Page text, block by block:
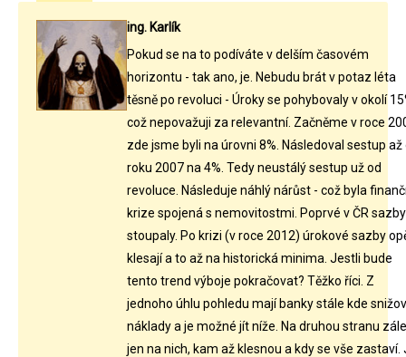
ing. Karlík
Pokud se na to podíváte v delším časovém
horizontu - tak ano, je. Nebudu brát v potaz léta
těsně po revoluci - Úroky se pohybovaly v okolí
což nepovažuji za relevantní. Začněme v roce
zde jsme byli na úrovni 8%. Následoval sestup až
roku 2007 na 4%. Tedy neustálý sestup už od
revoluce. Následuje náhlý nárůst - což byla
krize spojená s nemovitostmi. Poprvé v ČR sazby
stoupaly. Po krizi (v roce 2012) úrokové sazby
klesají a to až na historická minima. Jestli bude
tento trend výboje pokračovat? Těžko říci. Z
jednoho úhlu pohledu mají banky stále kde
náklady a je možné jít níže. Na druhou stranu
jen na nich, kam až klesnou a kdy se vše zastaví.